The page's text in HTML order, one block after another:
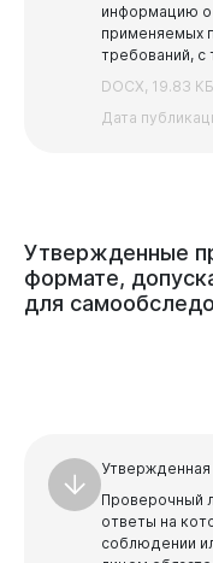
информацию о
применяемых
требований,
DOCX, 19.83 КБ
Дата
Утвержденные
формате,
для
Проверочный
ответы на
соблюдении